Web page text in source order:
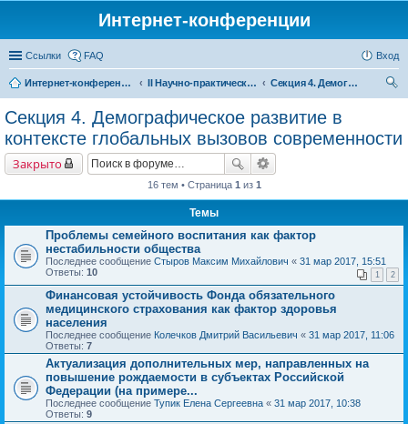
Интернет-конференции
Ссылки FAQ Вход
Интернет-конференции II Научно-практическая интернет-конференция «Глобальные вызовы и региональное развитие в зеркале социологических измерений» Актуальные проблемы российского общества в контексте новых вызовов современности
Секция 4. Демографическое развитие в контексте глобальных вызовов современности
Секция 4. Демографическое развитие в
контексте глобальных вызовов современности
Закрыто
16 тем • Страница 1 из 1
Темы
Проблемы семейного воспитания как фактор
нестабильности общества
Последнее сообщение Стыров Максим Михайлович « 31 мар 2017, 15:51
Ответы: 10 1 2
Финансовая устойчивость Фонда обязательного
медицинского страхования как фактор здоровья
населения
Последнее сообщение Колечков Дмитрий Васильевич « 31 мар 2017, 11:06
Ответы: 7
Актуализация дополнительных мер, направленных на
повышение рождаемости в субъектах Российской
Федерации (на примере...
Последнее сообщение Тупик Елена Сергеевна « 31 мар 2017, 10:38
Ответы: 9